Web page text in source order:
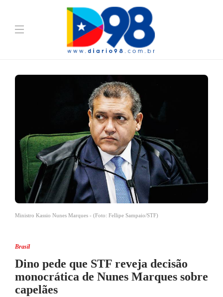
Ministro Kassio Nunes Marques - (Foto: Fellipe Sampaio/STF)
Brasil
Dino pede que STF reveja decisão
monocrática de Nunes Marques sobre
capelães